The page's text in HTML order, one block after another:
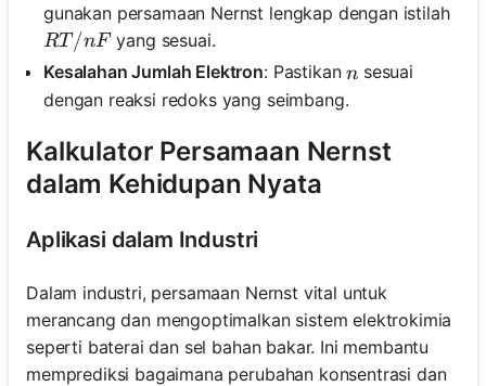
gunakan persamaan Nernst lengkap dengan istilah
RT/nF
RT /nFyang sesuai.
Kesalahan Jumlah Elektron: Pastikann
n sesuai
dengan reaksi redoks yang seimbang.
Kalkulator Persamaan Nernst
dalam Kehidupan Nyata
Aplikasi dalam Industri
Dalam industri, persamaan Nernst vital untuk
merancang dan mengoptimalkan sistem elektrokimia
seperti baterai dan sel bahan bakar. Ini membantu
memprediksi bagaimana perubahan konsentrasi dan